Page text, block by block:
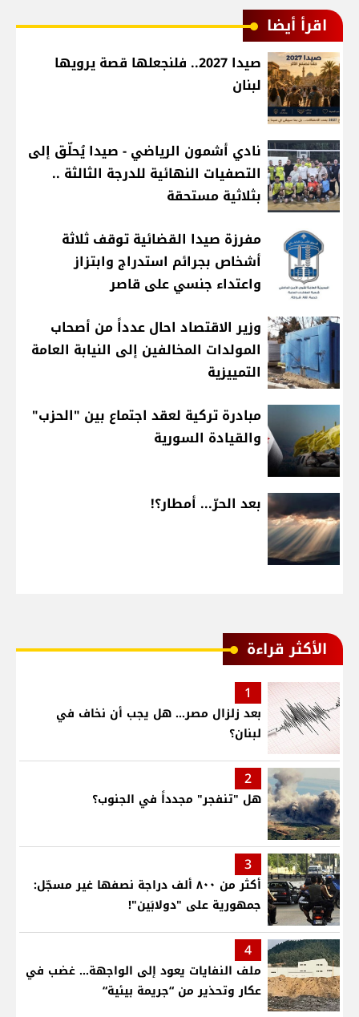
اقرأ أيضا
صيدا 2027.. فلنجعلها قصة يرويها
لبنان
نادي أشمون الرياضي - صيدا يُحلّق إلى
التصفيات النهائية للدرجة الثالثة ..
بثلاثية مستحقة
مفرزة صيدا القضائية توقف ثلاثة
أشخاص بجرائم استدراج وابتزاز
واعتداء جنسي على قاصر
وزير الاقتصاد احال عدداً من أصحاب
المولدات المخالفين إلى النيابة العامة
التمييزية
مبادرة تركية لعقد اجتماع بين "الحزب"
والقيادة السورية
بعد الحرّ... أمطار؟!
الأكثر قراءة
1
بعد زلزال مصر... هل يجب أن نخاف في
لبنان؟
2
هل "تنفجر" مجدداً في الجنوب؟
3
أكثر من ٨٠٠ ألف دراجة نصفها غير مسجّل:
جمهورية على "دولابَين"!
4
ملف النفايات يعود إلى الواجهة… غضب في
عكار وتحذير من “جريمة بيئية“